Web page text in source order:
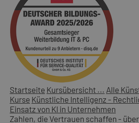
Startseite Kursübersicht ... Alle
Kurse Künstliche Intelligenz -
Einsatz von KI in Unternehmen
Zahlen, die Vertrauen schaffen -